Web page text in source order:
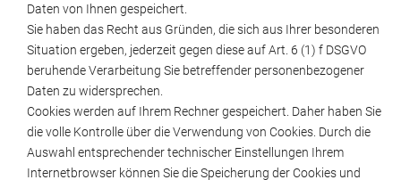
Daten von Ihnen gespeichert.
Sie haben das Recht aus Gründen, die sich aus Ihrer besonderen
Situation ergeben, jederzeit gegen diese auf Art. 6 (1) f DSGVO
beruhende Verarbeitung Sie betreffender personenbezogener
Daten zu widersprechen.
Cookies werden auf Ihrem Rechner gespeichert. Daher haben Sie
die volle Kontrolle über die Verwendung von Cookies. Durch die
Auswahl entsprechender technischer Einstellungen Ihrem
Internetbrowser können Sie die Speicherung der Cookies und